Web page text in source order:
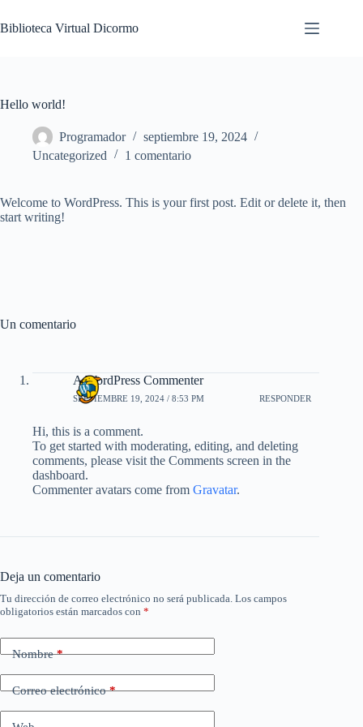
al
contenido
Biblioteca Virtual Dicormo
Hello world!
Programador
septiembre 19, 2024
Uncategorized
1 comentario
Welcome to WordPress. This is your first post. Edit or delete it, then
start writing!
Un comentario
A WordPress Commenter
SEPTIEMBRE 19, 2024 / 8:53 PM RESPONDER
Hi, this is a comment.
To get started with moderating, editing, and deleting
comments, please visit the Comments screen in the
dashboard.
Commenter avatars come from Gravatar.
Deja un comentario
Tu dirección de correo electrónico no será publicada. Los campos
obligatorios están marcados con *
Nombre*
Correo electrónico*